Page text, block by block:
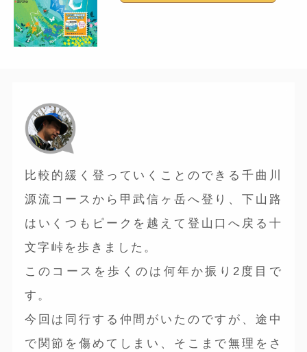
比較的緩く登っていくことのできる千曲川
源流コースから甲武信ヶ岳へ登り、下山路
はいくつもピークを越えて登山口へ戻る十
文字峠を歩きました。
このコースを歩くのは何年か振り2度目で
す。
今回は同行する仲間がいたのですが、途中
で関節を傷めてしまい、そこまで無理をさ